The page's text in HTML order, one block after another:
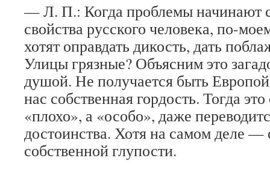
— Л. П.: Когда проблемы начинают
свойства русского человека, по-
хотят оправдать дикость, дать
Улицы грязные? Объясним это
душой. Не получается быть
нас собственная гордость. Тогда
«плохо», а «особо», даже
достоинства. Хотя на самом деле —
собственной глупости.